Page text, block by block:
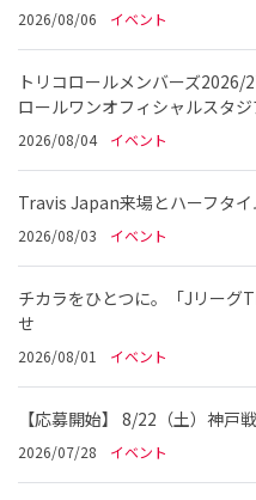
2026/08/06 イベント
トリコロールメンバーズ2026/
ロールワンオフィシャルスタ
2026/08/04 イベント
Travis Japan来場とハーフタ
2026/08/03 イベント
チカラをひとつに。「Jリーグ
せ
2026/08/01 イベント
【応募開始】 8/22（土）神戸
2026/07/28 イベント